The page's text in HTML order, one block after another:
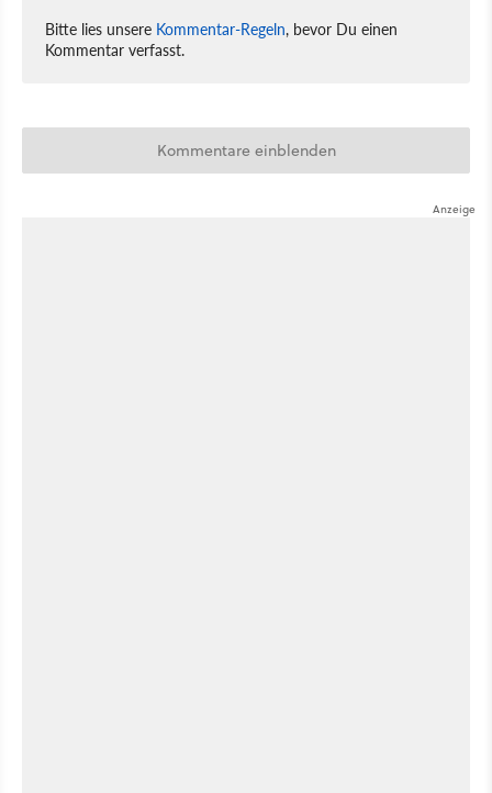
Bitte lies unsere Kommentar-Regeln, bevor Du einen
Kommentar verfasst.
Kommentare einblenden